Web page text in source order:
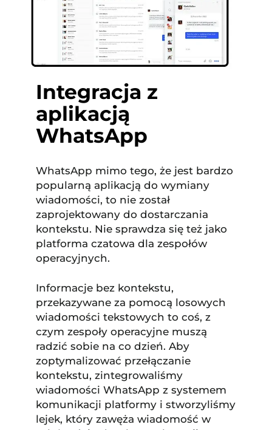
Integracja z
aplikacją
WhatsApp
WhatsApp mimo tego, że jest bardzo
popularną aplikacją do wymiany
wiadomości, to nie został
zaprojektowany do dostarczania
kontekstu. Nie sprawdza się też jako
platforma czatowa dla zespołów
operacyjnych.
Informacje bez kontekstu,
przekazywane za pomocą losowych
wiadomości tekstowych to coś, z
czym zespoły operacyjne muszą
radzić sobie na co dzień. Aby
zoptymalizować przełączanie
kontekstu, zintegrowaliśmy
wiadomości WhatsApp z systemem
komunikacji platformy i stworzyliśmy
lejek, który zawęża wiadomość w